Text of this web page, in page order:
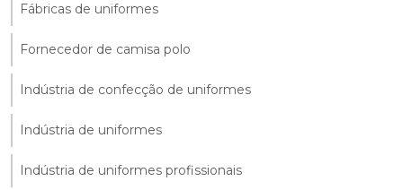
Fábricas de uniformes
Fornecedor de camisa polo
Indústria de confecção de uniformes
Indústria de uniformes
Indústria de uniformes profissionais